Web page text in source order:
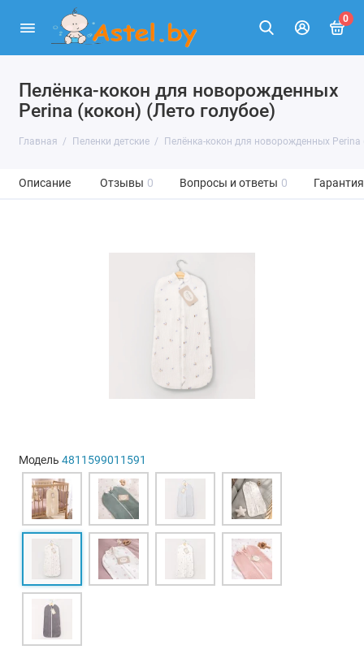
0
Пелёнка-кокон для новорожденных
Perina (кокон) (Лето голубое)
Главная Пеленки детские Пелёнка-кокон для новорожденных Perina
Описание Отзывы 0 Вопросы и ответы 0 Гарантия
Модель 4811599011591